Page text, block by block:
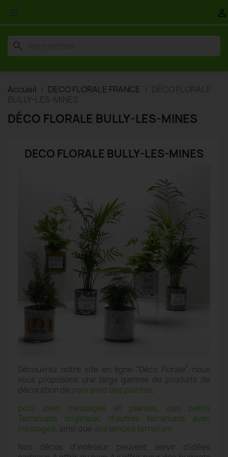

search
Accueil DECO FLORALE FRANCE
DÉCO FLORALE
BULLY-LES-MINES
DÉCO FLORALE BULLY-LES-MINES
DECO FLORALE BULLY-LES-MINES
Découvrez notre site en ligne "Déco Florale", nous
vous proposons une large gamme de produits de
décoration de pots avec des plantes,
pots avec messages et plantes, des petits
Terrariums originaux, d'autres terrariums avec
messages, ainsi que des lampes terrarium
Nos décos d'intérieur peuvent servir d'idées